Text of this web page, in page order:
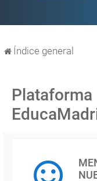
Índice general
Plataforma